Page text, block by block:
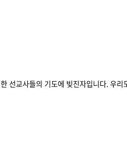
선교사들의 기도에 빚진자입니다. 우